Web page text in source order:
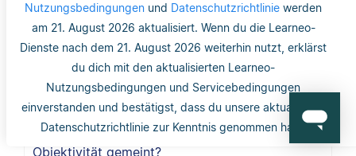
Nutzungsbedingungen und Datenschutzrichtlinie werden
am 21. August 2026 aktualisiert. Wenn du die Learneo-
Dienste nach dem 21. August 2026 weiterhin nutzt, erklärst
du dich mit den aktualisierten Learneo-
Nutzungsbedingungen und Servicebedingungen
einverstanden und bestätigst, dass du unsere aktualisierte
Datenschutzrichtlinie zur Kenntnis genommen hast.
Was ist interne Validität?
Was versteht man unter Validität?
Was ist die Reliabilität?
Was ist mit dem Gütekriterium der
Objektivität gemeint?